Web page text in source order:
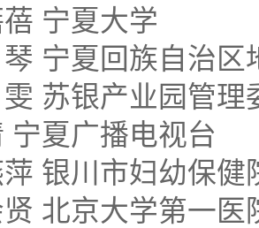
宁夏大学
宁夏回族自治区
苏银产业园管理
宁夏广播电视台
银川市妇幼保健
北京大学第一